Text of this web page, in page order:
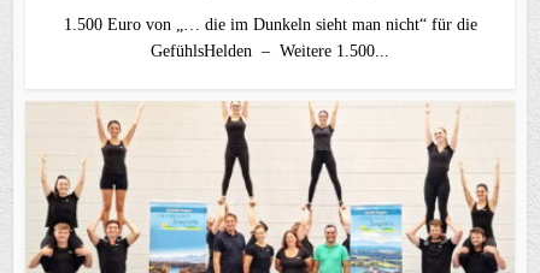
1.500 Euro von „… die im Dunkeln sieht man nicht“ für die
GefühlsHelden – Weitere 1.500...